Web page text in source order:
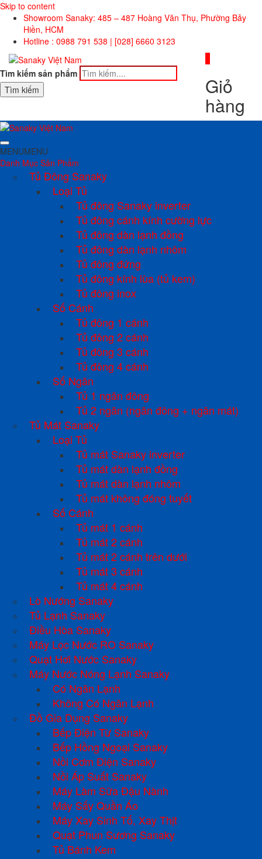
Skip to content
Showroom Sanaky: 485 – 487 Hoàng Văn Thụ, Phường Bảy
Hiền, HCM
Hotline : 0988 791 538 | [028] 6660 3123
Giỏ
hàng
Tìm kiếm sản phẩm
Tìm kiếm
MENUMENU
Danh Mục Sản Phẩm
Tủ Đông Sanaky
Loại Tủ
Tủ đông Sanaky inverter
Tủ đông cánh kính cường lực
Tủ đông dàn lạnh đồng
Tủ đông dàn lạnh nhôm
Tủ đông đứng
Tủ đông kính lùa (tủ kem)
Tủ đông inox
Số Cánh
Tủ đông 1 cánh
Tủ đông 2 cánh
Tủ đông 3 cánh
Tủ đông 4 cánh
Số Ngăn
Tủ 1 ngăn đông
Tủ 2 ngăn (ngăn đông + ngăn mát)
Tủ Mát Sanaky
Loại Tủ
Tủ mát Sanaky inverter
Tủ mát dàn lạnh đồng
Tủ mát dàn lạnh nhôm
Tủ mát không đóng tuyết
Số Cánh
Tủ mát 1 cánh
Tủ mát 2 cánh
Tủ mát 2 cánh trên dưới
Tủ mát 3 cánh
Tủ mát 4 cánh
Lò Nướng Sanaky
Tủ Lạnh Sanaky
Điều Hòa Sanaky
Máy Lọc Nước RO Sanaky
Quạt Hơi Nước Sanaky
Máy Nước Nóng Lạnh Sanaky
Có Ngăn Lạnh
Không Có Ngăn Lạnh
Đồ Gia Dụng Sanaky
Bếp Điện Từ Sanaky
Bếp Hồng Ngoại Sanaky
Nồi Cơm Điện Sanaky
Nồi Áp Suất Sanaky
Máy Làm Sữa Đậu Nành
Máy Sấy Quần Áo
Máy Xay Sinh Tố, Xay Thịt
Quạt Phun Sương Sanaky
Tủ Bánh Kem